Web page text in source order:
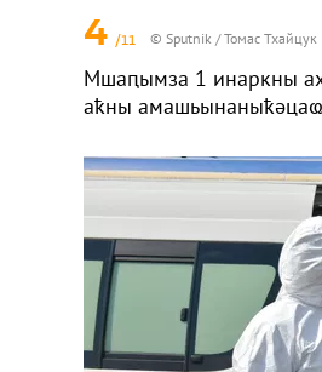
4 /11 © Sputnik / Томас Тхайцук
Мшаԥымза 1 инаркны
аҟны